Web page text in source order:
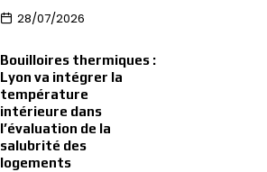
28/07/2026
Bouilloires thermiques :
Lyon va intégrer la
température
intérieure dans
l’évaluation de la
salubrité des
logements